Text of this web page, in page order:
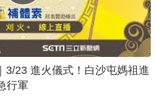
3/23 進火儀式！白沙屯媽祖進
行軍